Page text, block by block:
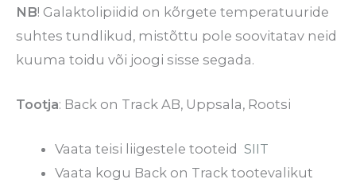
NB! Galaktolipiidid on kõrgete temperatuuride
suhtes tundlikud, mistõttu pole soovitatav neid
kuuma toidu või joogi sisse segada.
Tootja: Back on Track AB, Uppsala, Rootsi
Vaata teisi liigestele tooteidSIIT
Vaata kogu Back on Track tootevalikut